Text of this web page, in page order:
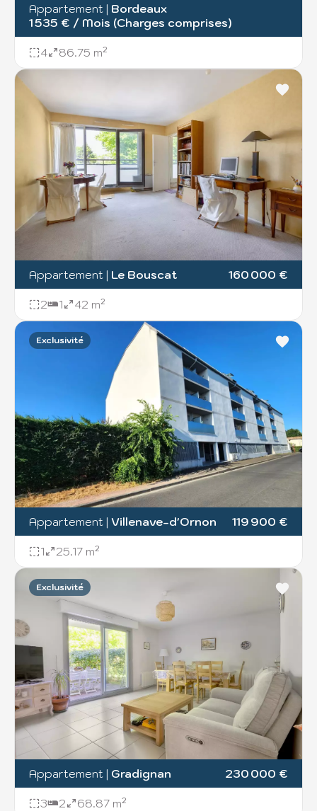
Appartement | Bordeaux
1 535 € / Mois (Charges comprises)
4 86.75 m²
Appartement | Le Bouscat 160 000 €
2 1 42 m²
Exclusivité
Appartement | Villenave-d'Ornon 119 900 €
1 25.17 m²
Exclusivité
Appartement | Gradignan 230 000 €
3 2 68.87 m²